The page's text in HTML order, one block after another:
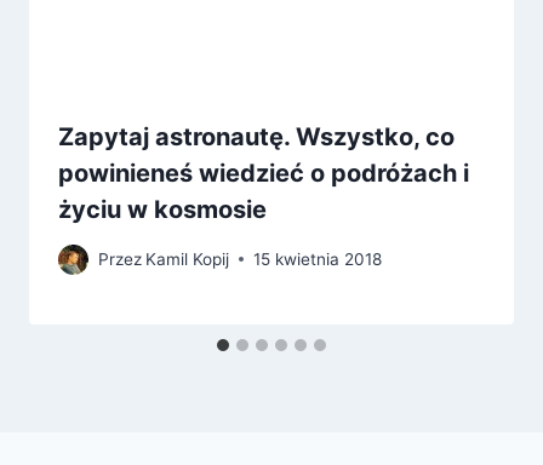
Zapytaj astronautę. Wszystko, co
powinieneś wiedzieć o podróżach i
życiu w kosmosie
Przez Kamil Kopij 15 kwietnia 2018